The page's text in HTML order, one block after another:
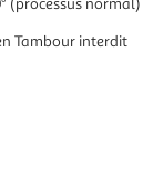
(processus normal)
Tambour interdit